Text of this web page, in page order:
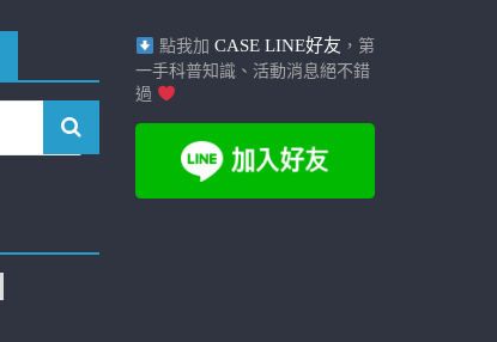
點我加 CASE LINE好友 ，第
一手科普知識、活動消息絕不錯
過